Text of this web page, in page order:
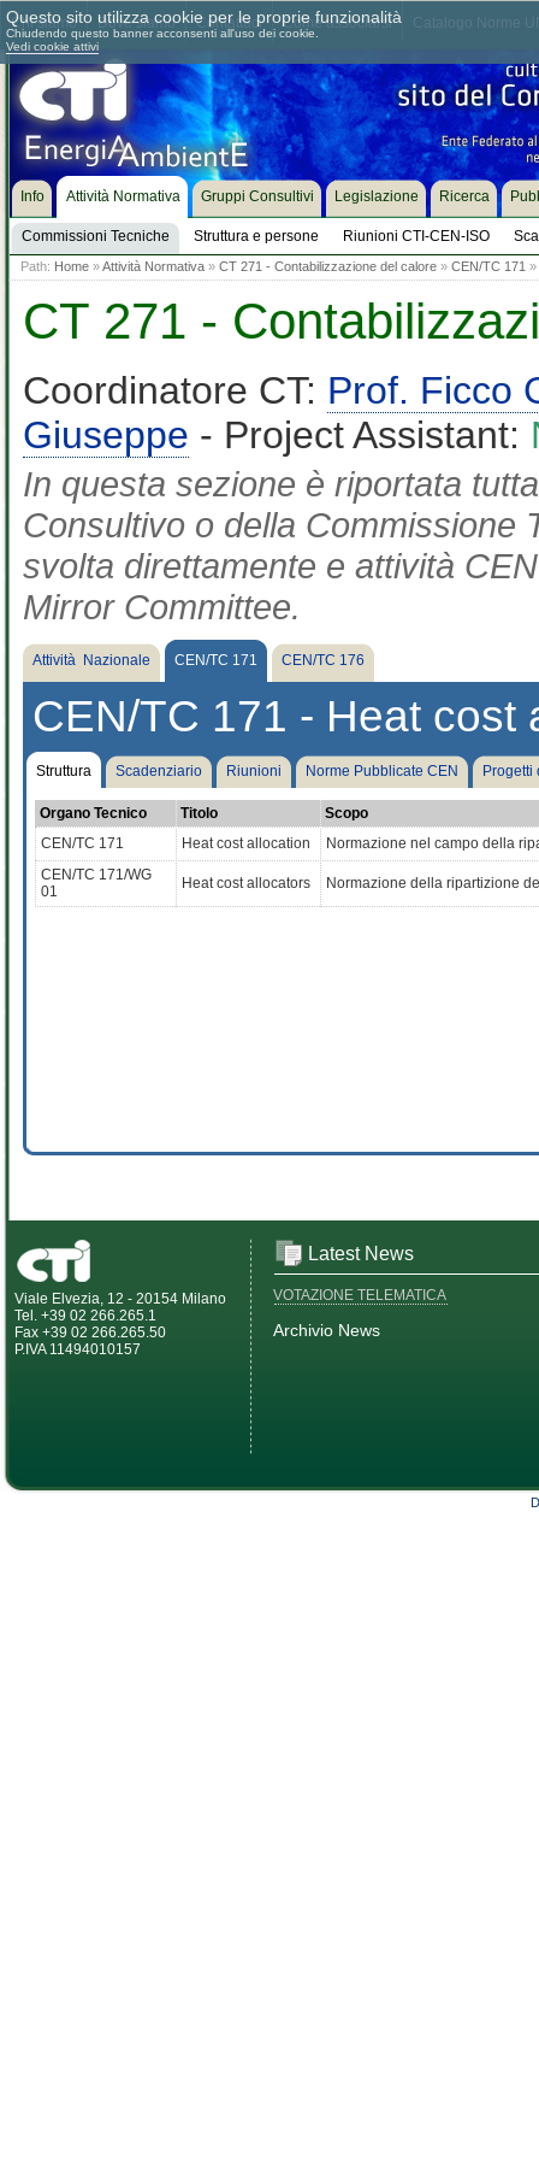
Chi siamo Dove siamo Contattaci Come associarsi
Info Attività Normativa
Commissioni Tecniche Struttura e persone Riunioni CTI-CEN-ISO
Gruppi Consultivi Legislazione Ricerca
Path: Home »Attività Normativa » CT 271 - Contabilizzazione del calore » CEN/TC 171 »
CT 271 -
Coordinatore CT: Prof. Ficco
Giuseppe - Project Assistant:
In questa sezione è riportata
Consultivo o della Commissione
svolta direttamente e attività
Mirror Committee.
Attività Nazionale CEN/TC 171 CEN/TC 176
CEN/TC 171 - Heat cost
Struttura Scadenziario Riunioni Norme Pubblicate CEN Progetti
Organo Tecnico Titolo
Scopo
CEN/TC 171
Heat cost allocation
Normazione nel campo della
CEN/TC 171/WG
01
Heat cost allocators Normazione della ripartizione
Viale Elvezia, 12 - 20154 Milano
Tel. +39 02 266.265.1
Fax +39 02 266.265.50
P.IVA 11494010157
Latest News
VOTAZIONE TELEMATICA
Archivio News
Questo sito utilizza cookie per le proprie funzionalità
Chiudendo questo banner acconsenti all'uso dei cookie.
Vedi cookie attivi